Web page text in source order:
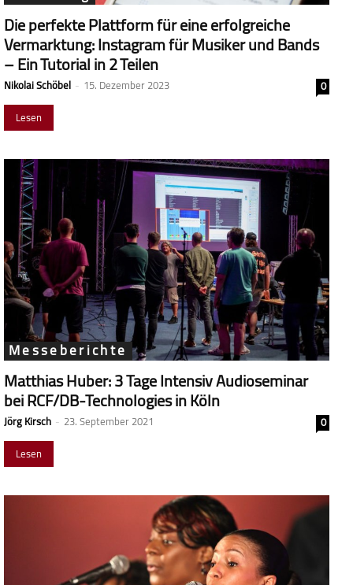
Die perfekte Plattform für eine erfolgreiche
Vermarktung: Instagram für Musiker und Bands
– Ein Tutorial in 2 Teilen
Nikolai Schöbel - 15. Dezember 2023
0
Lesen
Messeberichte
Matthias Huber: 3 Tage Intensiv Audioseminar
bei RCF/DB-Technologies in Köln
Jörg Kirsch - 23. September 2021
0
Lesen